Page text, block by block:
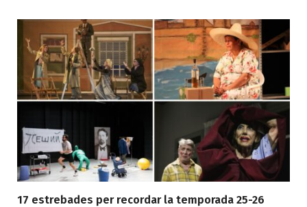
17 estrebades per recordar la temporada 25-26